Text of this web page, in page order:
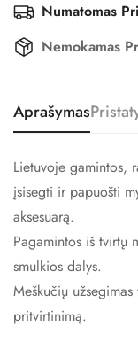
Numatomas
Nemokamas
Aprašymas
Lietuvoje gamintos,
įsisegti ir papuošti
aksesuarą.
Pagamintos iš tvirtų
smulkios dalys.
Meškučių
pritvirtinimą.